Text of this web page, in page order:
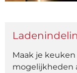
Maak je
mogelijkheden